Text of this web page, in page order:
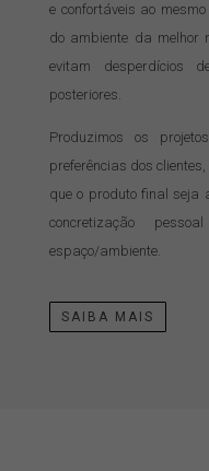
e confortáveis ao
do ambiente da melhor
evitam desperdícios
posteriores.
Produzimos os
preferências dos
que o produto final seja
concretização
espaço/ambiente.
SAIBA MAIS